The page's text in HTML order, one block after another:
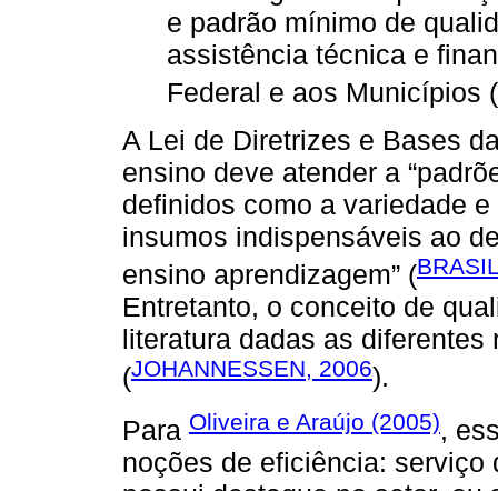
e padrão mínimo de
assistência técnica e
Federal e aos Municípios (
A Lei de Diretrizes e Bases
ensino deve atender a
definidos como a variedade
insumos indispensáveis ao
ensino aprendizagem” (
Entretanto, o conceito de
literatura dadas as
(JOHANNESSEN, 2006).
Para Oliveira e Araújo (2005),
noções de eficiência: serviço